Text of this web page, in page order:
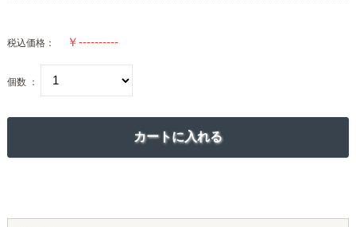
税込価格：
個数 ：